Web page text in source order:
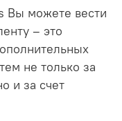
Вы можете вести
– это
не только за
и за счет